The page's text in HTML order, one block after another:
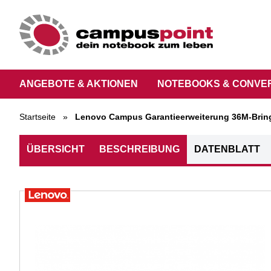
ANGEBOTE & AKTIONEN NOTEBOOKS &
Startseite » Lenovo Campus Garantieerweiterung 36M-
ÜBERSICHT BESCHREIBUNG DATENBLATT